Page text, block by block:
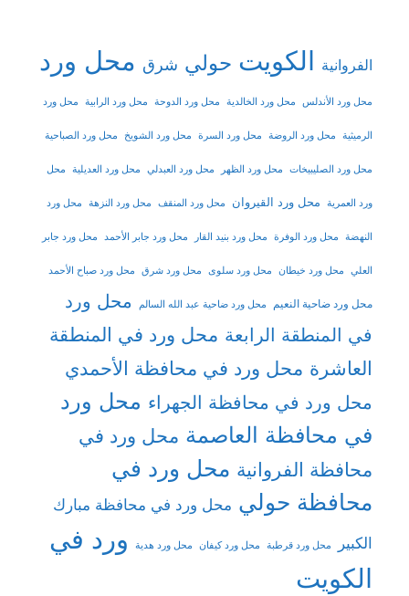
الفروانية الكويت حولي شرق محل ورد
محل ورد الأندلس محل ورد الخالدية محل ورد الدوحة محل ورد الرابية محل ورد
الرميثية محل ورد الروضة محل ورد السرة محل ورد الشويخ محل ورد الصباحية
محل ورد الصليبيخات محل ورد الظهر محل ورد العبدلي محل ورد العديلية محل
ورد العمرية محل ورد القيروان محل ورد المنقف محل ورد النزهة محل ورد
النهضة محل ورد الوفرة محل ورد بنيد القار محل ورد جابر الأحمد محل ورد جابر
العلي محل ورد خيطان محل ورد سلوى محل ورد شرق محل ورد صباح الأحمد
محل ورد ضاحية النعيم محل ورد ضاحية عبد الله السالم
محل ورد
في المنطقة الرابعة محل ورد في المنطقة
العاشرة محل ورد في محافظة الأحمدي
محل ورد في محافظة الجهراء محل ورد
في محافظة العاصمة محل ورد في
محافظة الفروانية محل ورد في
محافظة حولي محل ورد في محافظة مبارك
الكبير
محل ورد قرطبة محل ورد كيفان محل ورد هدية
ورد في
الكويت